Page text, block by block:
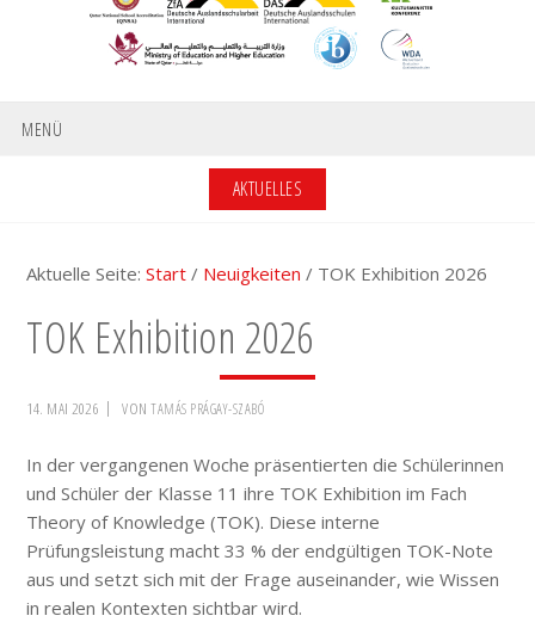
MENÜ
AKTUELLES
Aktuelle Seite:Start / Neuigkeiten / TOK Exhibition 2026
TOK Exhibition 2026
14. MAI 2026 VONTAMÁS PRÁGAY-SZABÓ
In der vergangenen Woche präsentierten die Schülerinnen
und Schüler der Klasse 11 ihre TOK Exhibition im Fach
Theory of Knowledge (TOK). Diese interne
Prüfungsleistung macht 33 % der endgültigen TOK-Note
aus und setzt sich mit der Frage auseinander, wie Wissen
in realen Kontexten sichtbar wird.